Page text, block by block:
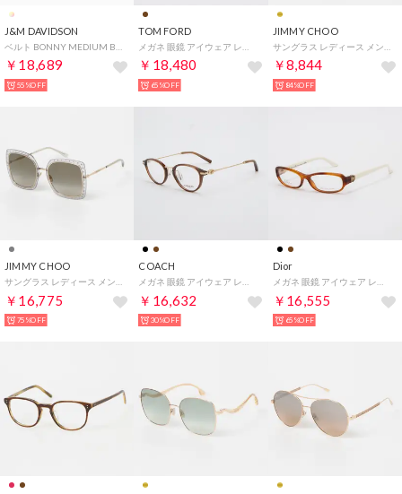
J&M DAVIDSON
￥18,689
55%OFF
TOM FORD
￥18,480
65%OFF
JIMMY CHOO
￥8,844
84%OFF
JIMMY CHOO
￥16,775
75%OFF
COACH
￥16,632
30%OFF
Dior
￥16,555
65%OFF